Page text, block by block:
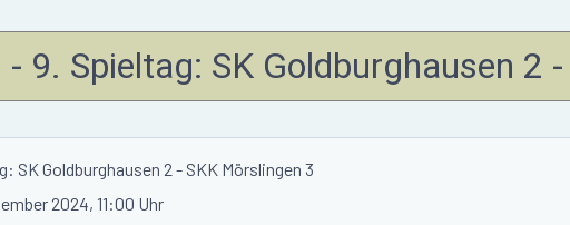
9. Spieltag: SK Goldburghausen 2
SK Goldburghausen 2 - SKK Mörslingen 3
2024, 11:00 Uhr